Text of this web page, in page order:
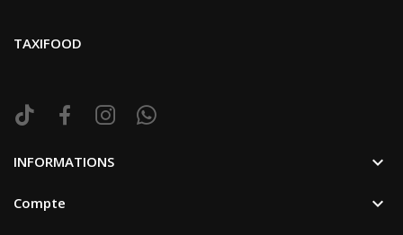
TAXIFOOD
INFORMATIONS 
Compte 